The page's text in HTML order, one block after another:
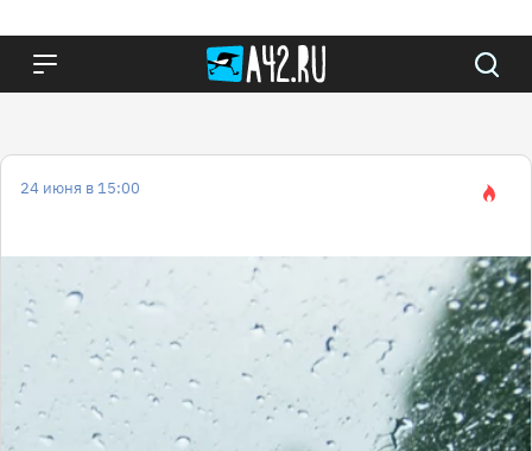
24 июня в 15:00